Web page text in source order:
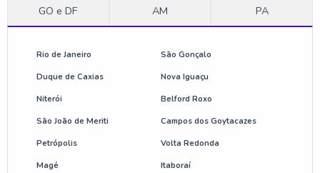
antena anti roubo preço
etiqueta mini tag para roupas
comprar desativador antifurto
GO e DF
AM PA
Rio de Janeiro São Gonçalo
Duque de Caxias Nova Iguaçu
Niterói Belford Roxo
São João de Meriti Campos dos Goytacazes
Petrópolis Volta Redonda
Magé Itaboraí